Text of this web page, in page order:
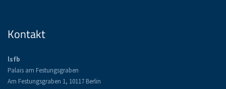
Kontakt
lsfb
Palais am Festungsgraben
Am Festungsgraben 1, 10117 Berlin